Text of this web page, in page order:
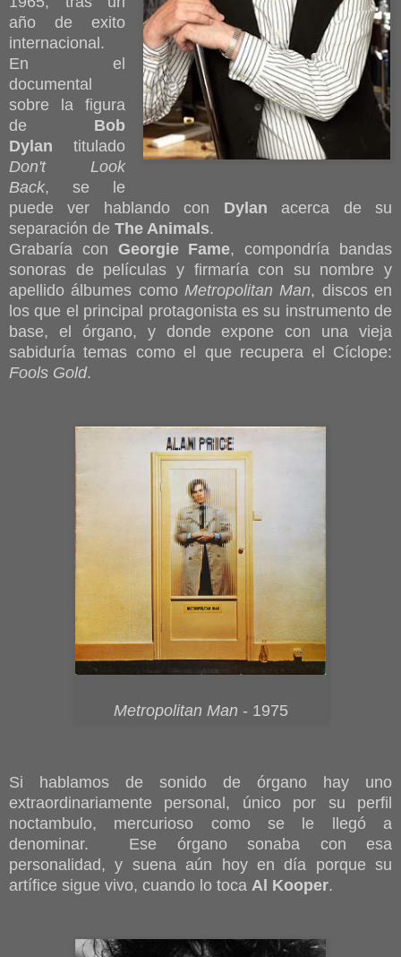
año de exito
internacional.
En el
documental
sobre la figura
de Bob
Dylan titulado
Don't Look
Back, se le
puede ver hablando con Dylan acerca de su
separación de The Animals.
Grabaría con Georgie Fame, compondría bandas
sonoras de películas y firmaría con su nombre y
apellido álbumes como Metropolitan Man, discos en
los que el principal protagonista es su instrumento de
base, el órgano, y donde expone con una vieja
sabiduría temas como el que recupera el Cíclope:
Fools Gold.
Metropolitan Man - 1975
Si hablamos de sonido de órgano hay uno
extraordinariamente personal, único por su perfil
noctambulo, mercurioso como se le llegó a
denominar. Ese órgano sonaba con esa
personalidad, y suena aún hoy en día porque su
artífice sigue vivo, cuando lo toca Al Kooper.